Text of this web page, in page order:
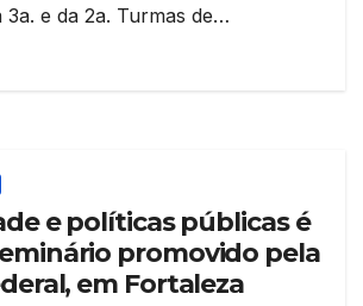
3a. e da 2a. Turmas de…
e políticas públicas é
promovido pela
em Fortaleza